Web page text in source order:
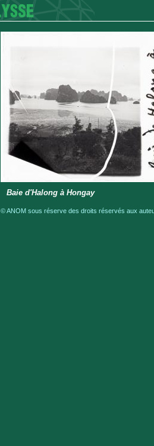
Baie d'Halong à Hongay
© ANOM sous réserve des droits réservés aux